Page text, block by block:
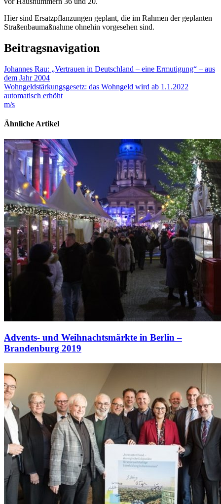
Hier sind Ersatzpflanzungen geplant, die im Rahmen der geplanten
Straßenbaumaßnahme ohnehin vorgesehen sind.
Beitragsnavigation
Johannes Rau: „Vertrauen in Deutschland – eine Ermutigung“ – aus
dem Jahr 2004
Wohngeldstärkungsgesetz: das Wohngeld wird ab 1.1.2022
automatisch erhöht
m/s
Ähnliche Artikel
Advents- und Weihnachtsmärkte in Berlin –
Brandenburg 2019